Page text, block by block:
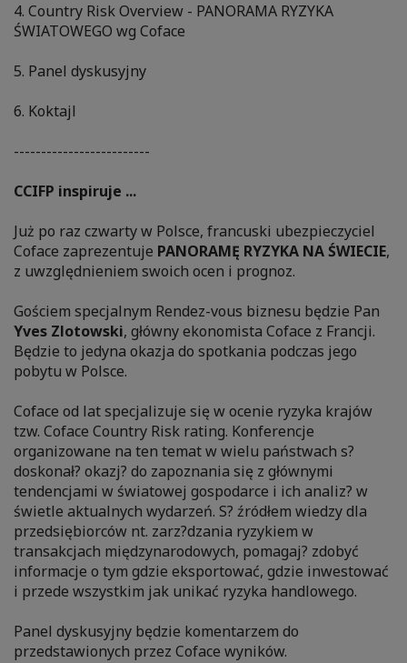
4. Country Risk Overview - PANORAMA RYZYKA
ŚWIATOWEGO wg Coface
5. Panel dyskusyjny
6. Koktajl
-------------------------
CCIFP inspiruje ...
Już po raz czwarty w Polsce, francuski ubezpieczyciel
Coface zaprezentuje PANORAMĘ RYZYKA NA ŚWIECIE,
z uwzględnieniem swoich ocen i prognoz.
Gościem specjalnym Rendez-vous biznesu będzie Pan
Yves Zlotowski, główny ekonomista Coface z Francji.
Będzie to jedyna okazja do spotkania podczas jego
pobytu w Polsce.
Coface od lat specjalizuje się w ocenie ryzyka krajów
tzw. Coface Country Risk rating. Konferencje
organizowane na ten temat w wielu państwach s?
doskonał? okazj? do zapoznania się z głównymi
tendencjami w światowej gospodarce i ich analiz? w
świetle aktualnych wydarzeń. S? źródłem wiedzy dla
przedsiębiorców nt. zarz?dzania ryzykiem w
transakcjach międzynarodowych, pomagaj? zdobyć
informacje o tym gdzie eksportować, gdzie inwestować
i przede wszystkim jak unikać ryzyka handlowego.
Panel dyskusyjny będzie komentarzem do
przedstawionych przez Coface wyników.